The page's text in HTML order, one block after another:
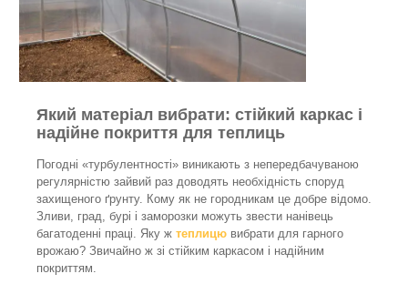
Який матеріал вибрати: стійкий каркас і
надійне покриття для теплиць
Погодні «турбулентності» виникають з непередбачуваною
регулярністю зайвий раз доводять необхідність споруд
захищеного ґрунту. Кому як не городникам це добре відомо.
Зливи, град, бурі і заморозки можуть звести нанівець
багатоденні праці. Яку ж теплицю вибрати для гарного
врожаю? Звичайно ж зі стійким каркасом і надійним
покриттям.